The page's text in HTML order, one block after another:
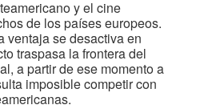
y el cine
de los países europeos.
se desactiva en
traspasa la frontera del
a partir de ese momento a
imposible competir con